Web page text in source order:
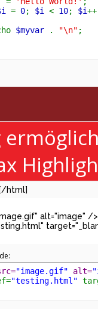
= 0; $i < 10; $i
$myvar . "\n" ;
[/html]
alt="image" />
"image.gif" alt=
"testing.html"